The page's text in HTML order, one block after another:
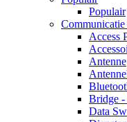
Populair
Access
Antenne
Bridge -
Data